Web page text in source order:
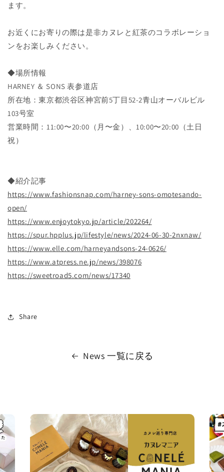
ます。
お近くにお寄りの際は是非カヌレと紅茶のコラボレーショ
ンをお楽しみください。
◆場所情報
HARNEY ＆ SONS 表参道店
所在地：東京都渋⾕区神宮前5丁⽬52-2⻘⼭オーバルビル
103号室
営業時間：11:00〜20:00（⽉〜⾦）、10:00〜20:00（⼟⽇
祝）
◆紹介記事
https://www.fashionsnap.com/harney-sons-omotesando-
open/
https://www.enjoytokyo.jp/article/202264/
https://spur.hpplus.jp/lifestyle/news/2024-06-30-2nxnaw/
https://www.elle.com/harneyandsons-24-0626/
https://www.atpress.ne.jp/news/398076
https://sweetroad5.com/news/17340
Share
News 一覧に戻る